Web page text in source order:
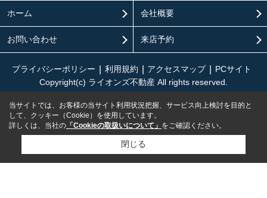
ホーム 会社概要
お問い合わせ 来店予約
プライバシーポリシー 利用規約 アクセスマップ
PCサイト
Copyright(c) ライオンズ不動産 All rights reserved.
当サイトでは、お客様の当サイト利用状況把握、サービス向上検討を目的と
して、クッキー（Cookie）を使用しています。
詳しくは、当社の 「Cookieの取扱いについて」 をご確認ください。
閉じる